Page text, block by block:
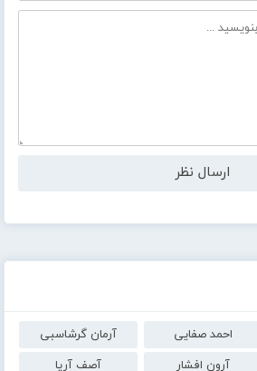
احمد صفایی
آرمان گرشاسبی
آرون افشار
آصف آریا